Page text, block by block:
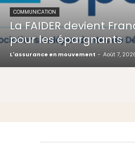
COMMUNICATION
La FAIDER devient
pour les épargnants
L'assurance en mouvement - Août 7,